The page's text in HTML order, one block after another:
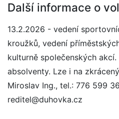
Další informace o
13.2.2026 - vedení
kroužků, vedení
kulturně společenských
absolventy. Lze i na
Miroslav Ing., tel.: 776 599
reditel@duhovka.cz